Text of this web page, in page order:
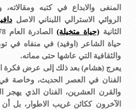
المنفى والابداع في كتبه
الروائي الاسترالي اللبناني الاصل
الثانية (حياة متخيلة)
حياة الشاعر (اوفيد) في منفاه في
والثقافية التي عاشها حتى مماته.
يعرج (هشام) بعد ذلك إلى عرض فكرة
الفنان في العصر الحديث، وخاصة
والقرن العشرين، الفنان الذي يهجر
الآخرون ككائن غريب الاطوار، بل